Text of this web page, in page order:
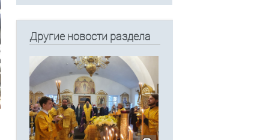
Другие новости раздела